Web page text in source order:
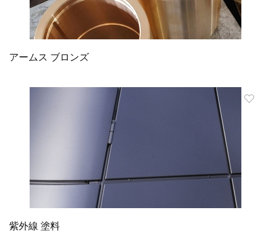
アームス ブロンズ
紫外線 塗料